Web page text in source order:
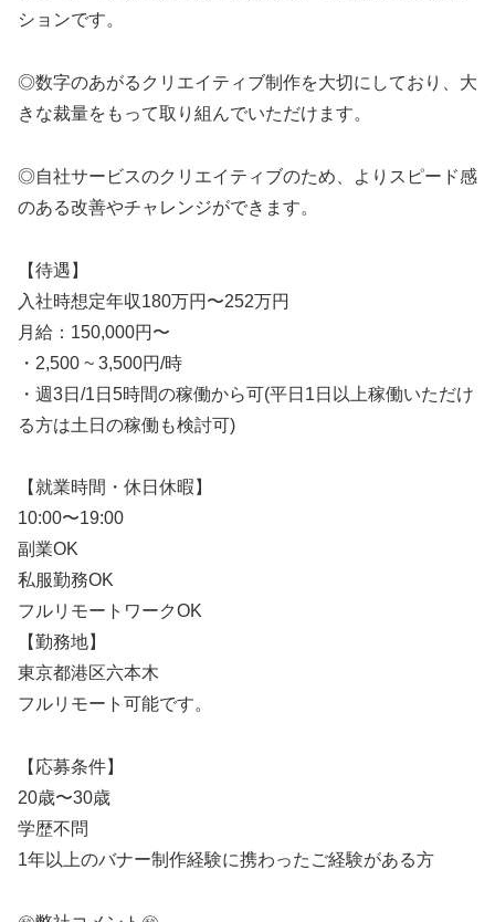
ションです。
◎数字のあがるクリエイティブ制作を大切にしており、大
きな裁量をもって取り組んでいただけます。
◎自社サービスのクリエイティブのため、よりスピード感
のある改善やチャレンジができます。
【待遇】
入社時想定年収180万円〜252万円
月給：150,000円〜
・2,500 ~ 3,500円/時
・週3日/1日5時間の稼働から可(平日1日以上稼働いただけ
る方は土日の稼働も検討可)
【就業時間・休日休暇】
10:00〜19:00
副業OK
私服勤務OK
フルリモートワークOK
【勤務地】
東京都港区六本木
フルリモート可能です。
【応募条件】
20歳〜30歳
学歴不問
1年以上のバナー制作経験に携わったご経験がある方